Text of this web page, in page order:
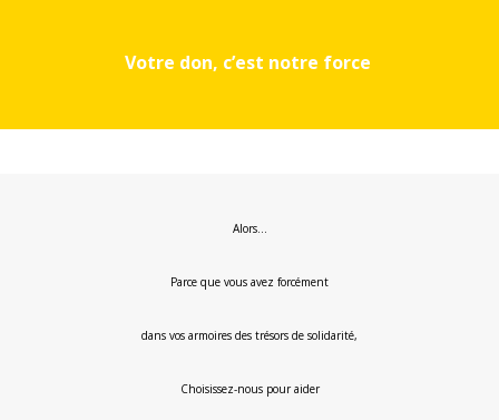
Votre don, c’est notre force
Alors…
Parce que vous avez forcément
dans vos armoires des trésors de solidarité,
Choisissez-nous pour aider